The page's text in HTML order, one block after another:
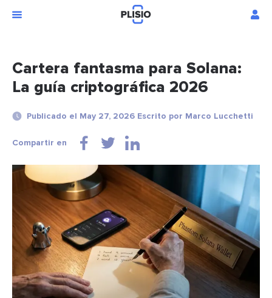
Cartera fantasma para Solana:
La guía criptográfica 2026
Publicado el May 27, 2026 Escrito por Marco Lucchetti
Compartir en